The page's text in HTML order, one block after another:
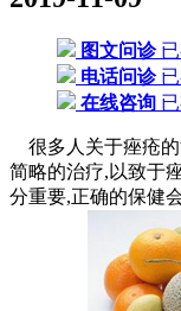
图文问诊已
电话问诊已
在线咨询
很多人关于痤疮的
简略的治疗,以致于
分重要,正确的保健